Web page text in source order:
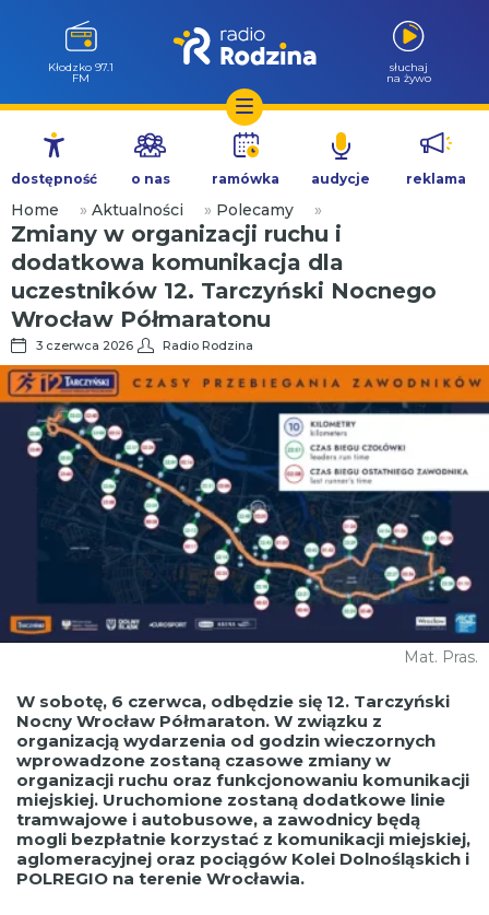
Przejdź
treści
Wołów 99.6
FM
słuchaj
na żywo
dostępność o nas ramówka audycje reklama
Home » Aktualności » Polecamy »
Zmiany w organizacji ruchu i
dodatkowa komunikacja dla
uczestników 12. Tarczyński Nocnego
Wrocław Półmaratonu
3 czerwca 2026 Radio Rodzina
Mat. Pras.
W sobotę, 6 czerwca, odbędzie się 12. Tarczyński
Nocny Wrocław Półmaraton. W związku z
organizacją wydarzenia od godzin wieczornych
wprowadzone zostaną czasowe zmiany w
organizacji ruchu oraz funkcjonowaniu komunikacji
miejskiej. Uruchomione zostaną dodatkowe linie
tramwajowe i autobusowe, a zawodnicy będą
mogli bezpłatnie korzystać z komunikacji miejskiej,
aglomeracyjnej oraz pociągów Kolei Dolnośląskich i
POLREGIO na terenie Wrocławia.